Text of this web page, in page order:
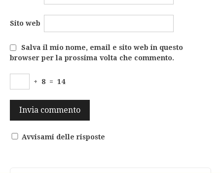
Sito web
Salva il mio nome, email e sito web in questo
browser per la prossima volta che commento.
+ 8 = 14
Avvisami delle risposte